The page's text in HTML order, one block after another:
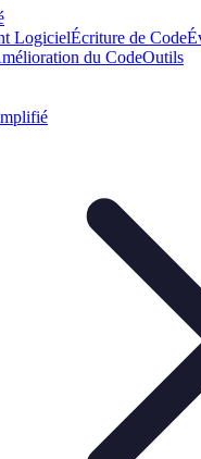
LogicielÉcriture de Code
du CodeOutils